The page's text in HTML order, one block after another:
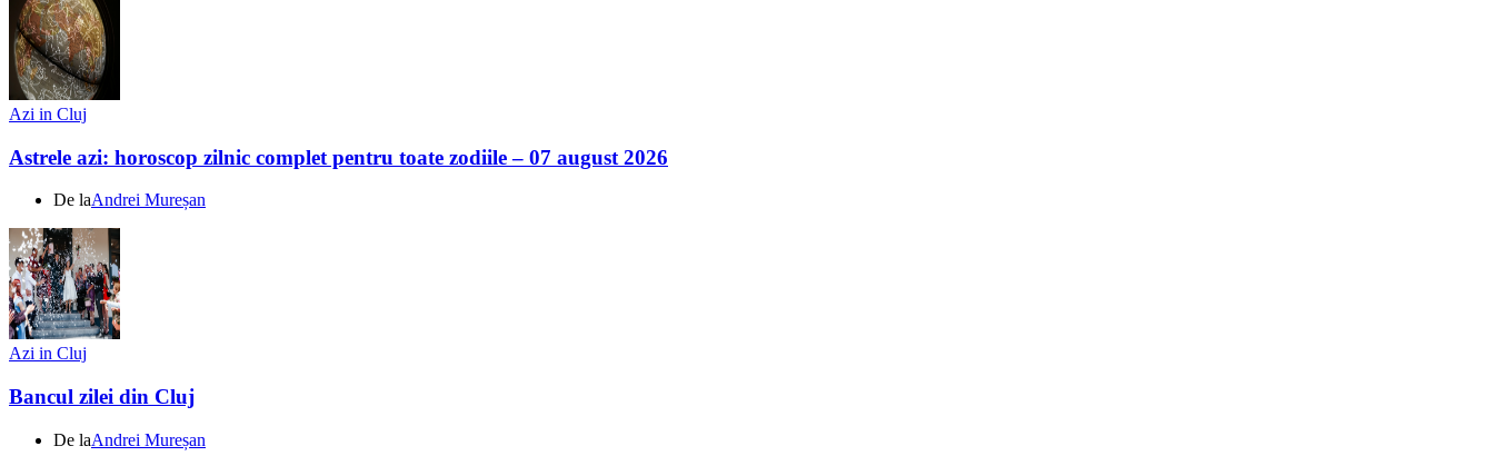
Azi in Cluj
Astrele azi: horoscop zilnic complet pentru toate zodiile – 07 august 2026
De laAndrei Mureșan
Azi in Cluj
Bancul zilei din Cluj
De laAndrei Mureșan